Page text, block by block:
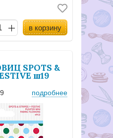
в корзину
SPOTS &
ш19
подробнее